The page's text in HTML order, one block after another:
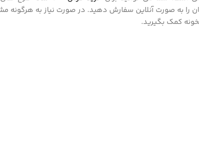
را به صورت آنلاین سفارش دهید. در صورت نیاز به هرگونه
کمک بگیرید.